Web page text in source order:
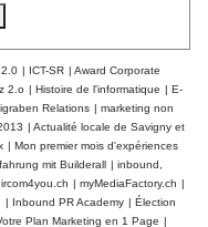
| ICT-SR | Award Corporate
2.o | Histoire de l'informatique | E-
Relations | marketing non
| Actualité locale de Savigny et
| Mon premier mois d'expériences
mit Builderall | inbound,
| myMediaFactory.ch |
| Inbound PR Academy | Élection
Plan Marketing en 1 Page |